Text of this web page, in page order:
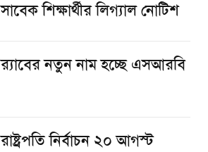
সাবেক শিক্ষার্থীর লিগ্যাল নোটিশ
র‌্যাবের নতুন নাম হচ্ছে এসআরবি
রাষ্ট্রপতি নির্বাচন ২০ আগস্ট